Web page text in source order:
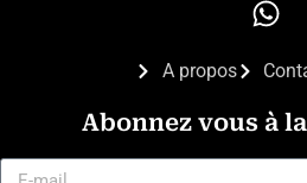
A propos
Abonnez vous à